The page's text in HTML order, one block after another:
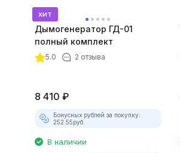
хит
Дымогенератор ГД-01
полный комплект
5.0 2 отзыва
8 410 ₽
Бонусных рублей за покупку:
252.55руб.
В наличии